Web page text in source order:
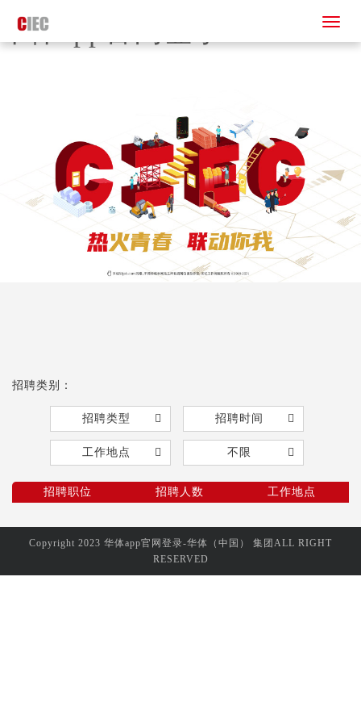
华体app官网登录
招聘类别：
招聘类型 招聘时间
工作地点 不限
招聘职位 招聘人数 工作地点
Copyright 2023 华体app官网登录-华体（中国） 集团ALL RIGHT
RESERVED